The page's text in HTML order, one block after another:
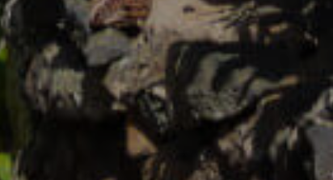
est venue de profiter d’un repos réparateur. L’offre
touristiques proposant tout le nécessaire. Des petits
à votre façon, en passant par les maisons rurales nichées